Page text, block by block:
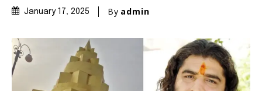
January 17, 2025 By admin